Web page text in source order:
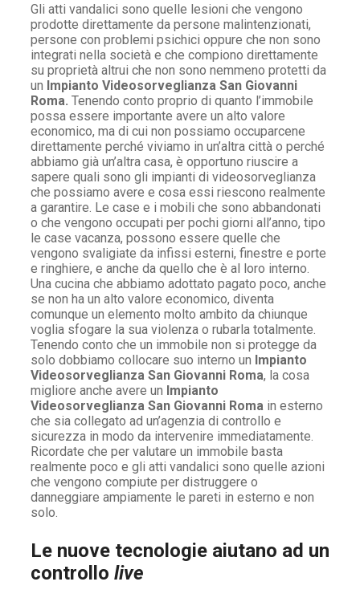
Gli atti vandalici sono quelle lesioni che vengono
prodotte direttamente da persone malintenzionati,
persone con problemi psichici oppure che non sono
integrati nella società e che compiono direttamente
su proprietà altrui che non sono nemmeno protetti da
un Impianto Videosorveglianza San Giovanni
Roma. Tenendo conto proprio di quanto l’immobile
possa essere importante avere un alto valore
economico, ma di cui non possiamo occuparcene
direttamente perché viviamo in un’altra città o perché
abbiamo già un’altra casa, è opportuno riuscire a
sapere quali sono gli impianti di videosorveglianza
che possiamo avere e cosa essi riescono realmente
a garantire. Le case e i mobili che sono abbandonati
o che vengono occupati per pochi giorni all’anno, tipo
le case vacanza, possono essere quelle che
vengono svaligiate da infissi esterni, finestre e porte
e ringhiere, e anche da quello che è al loro interno.
Una cucina che abbiamo adottato pagato poco, anche
se non ha un alto valore economico, diventa
comunque un elemento molto ambito da chiunque
voglia sfogare la sua violenza o rubarla totalmente.
Tenendo conto che un immobile non si protegge da
solo dobbiamo collocare suo interno un Impianto
Videosorveglianza San Giovanni Roma, la cosa
migliore anche avere un Impianto
Videosorveglianza San Giovanni Roma in esterno
che sia collegato ad un’agenzia di controllo e
sicurezza in modo da intervenire immediatamente.
Ricordate che per valutare un immobile basta
realmente poco e gli atti vandalici sono quelle azioni
che vengono compiute per distruggere o
danneggiare ampiamente le pareti in esterno e non
solo.
Le nuove tecnologie aiutano ad un
controllo live